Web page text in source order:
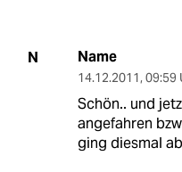
N Name
14.12.2011, 09:59
Schön.. und
angefahren
ging diesmal